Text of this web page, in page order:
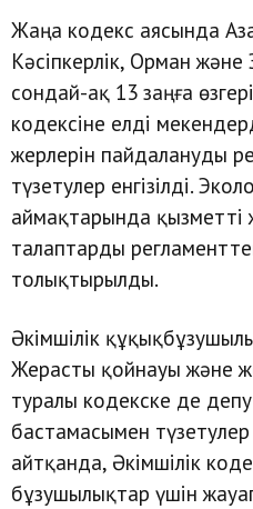
Жаңа кодекс аясында
Кәсіпкерлік, Орман және
сондай-ақ 13 заңға
кодексіне елді
жерлерін пайдалануды
түзетулер енгізілді.
аймақтарында қызметті
талаптарды
толықтырылды.
Әкімшілік
Жерасты қойнауы және
туралы кодекске де
бастамасымен түзетулер
айтқанда, Әкімшілік
бұзушылықтар үшін